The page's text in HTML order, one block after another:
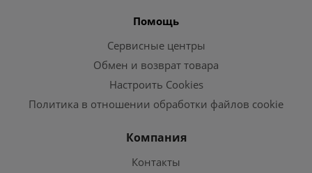
Помощь
Сервисные центры
Обмен и возврат товара
Настроить Cookies
Политика в отношении обработки файлов cookie
Компания
Контакты